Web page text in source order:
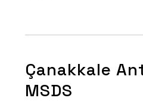
Çanakkale
MSDS